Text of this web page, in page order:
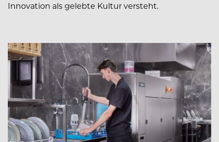
Innovation als gelebte Kultur versteht.